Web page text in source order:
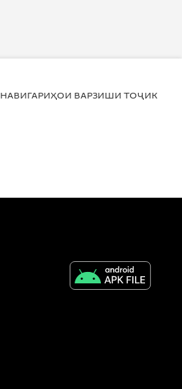
НАВИГАРИҲОИ ВАРЗИШИ